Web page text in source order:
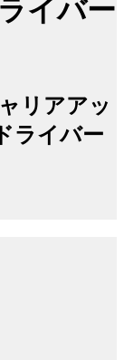
イバー
リアアッ
ライバー